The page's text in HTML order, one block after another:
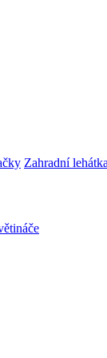
Zahradní lehátka